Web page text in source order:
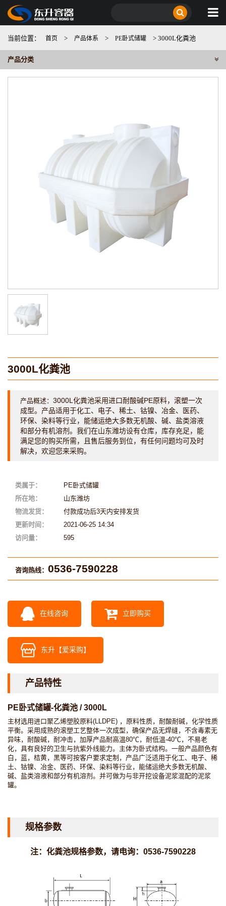
当前位置： 首页 > 产品体系 > PE卧式储罐 > 3000L化粪池
产品分类
3000L化粪池
产品概述： 3000L化粪池采用进口耐酸碱PE原料，滚塑一次
成型。产品适用于化工、电子、稀土、钴镍、冶金、医药、
环保、染料等行业，能储运绝大多数无机酸、碱、盐类溶液
和部分有机溶剂。我们在山东潍坊设有仓库，库存充足，能
满足您的购买所需，且售后服务到位，有任何问题均可及时
解决，欢迎您来采购。
类属于：
PE卧式储罐
所在地：
山东潍坊
物流发货：
付款成功后3天内安排发货
更新时间：
2021-06-25 14:34
访问量：
595
咨询热线： 0536-7590228
在线咨询 立即购买
东升【爱采购】
产品特性
PE卧式储罐-化粪池 / 3000L
主材选用进口聚乙烯塑胶原料(LLDPE) ，原料性质，耐酸耐碱，化学性质
平衡。采用成熟的滚塑工艺整体一次成型，确保产品无焊缝，不含毒素无
异味，耐酸碱，耐冲击，加厚产品耐高温80℃，耐低温-40℃，不易老
化，具有良好的卫生与抗紫外线能力。主体为卧式结构。一般产品颜色有
白，蓝，桔黄，黑等可按客户要求定制，产品广泛适用于化工、电子、稀
土、钴镍、冶金、医药、环保、染料等行业，能储运绝大多数无机酸、
碱、盐类溶液和部分有机溶剂。并可做为与非开挖设备泥浆混配的泥浆
罐。
规格参数
注：化粪池规格参数，请电询：0536-7590228